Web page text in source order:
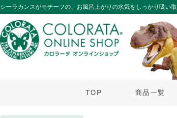
シーラカンスがモチーフの、お風呂上がりの水気をしっかり吸い
TOP 商品一覧